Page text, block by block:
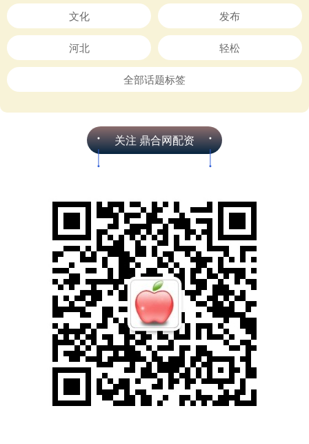
文化 发布
河北 轻松
全部话题标签
关注 鼎合网配资